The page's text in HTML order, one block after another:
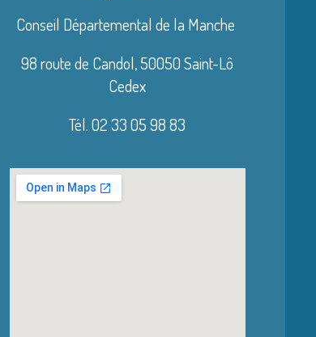
Conseil Départemental de la Manche
98 route de Candol,50050 Saint-Lô
Cedex
Tél. 02 33 05 98 83